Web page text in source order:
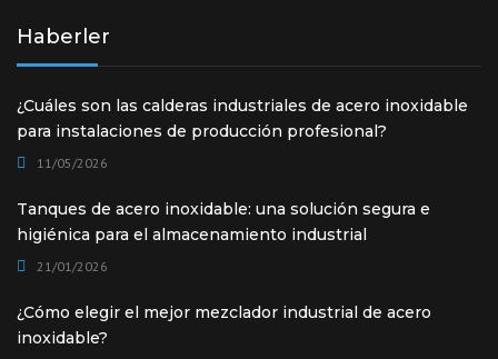
Haberler
¿Cuáles son las calderas industriales de acero inoxidable
para instalaciones de producción profesional?
11/05/2026
Tanques de acero inoxidable: una solución segura e
higiénica para el almacenamiento industrial
21/01/2026
¿Cómo elegir el mejor mezclador industrial de acero
inoxidable?